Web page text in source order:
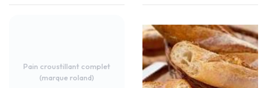
Pain croustillant complet
(marque roland)